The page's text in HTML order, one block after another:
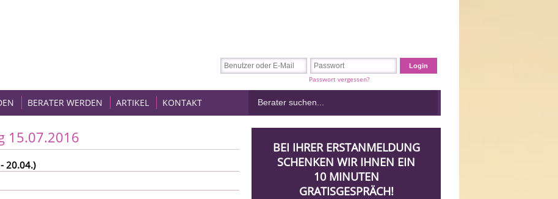
Passwort vergessen?
BERATER WERDEN ARTIKEL KONTAKT
BEI IHRER ERSTANMELDUNG
SCHENKEN WIR IHNEN EIN
10 MINUTEN
GRATISGESPRÄCH!
15.07.2016
20.04.)